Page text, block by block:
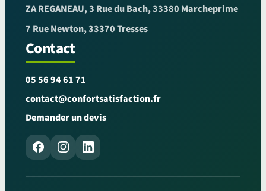
ZA REGANEAU, 3 Rue du Bach, 33380 Marcheprime
7 Rue Newton, 33370 Tresses
Contact
05 56 94 61 71
contact@confortsatisfaction.fr
Demander un devis